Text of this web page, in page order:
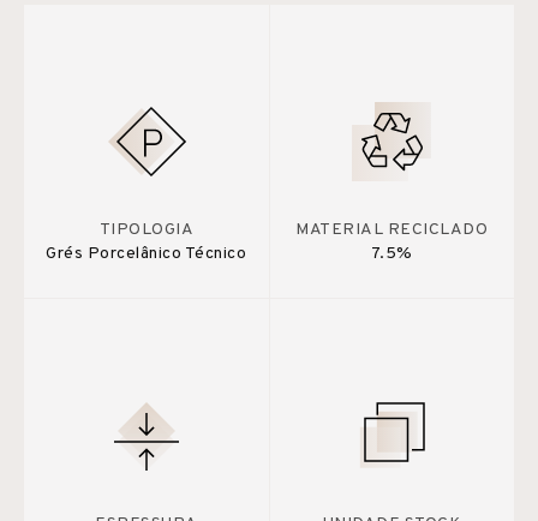
TIPOLOGIA
Grés Porcelânico Técnico
MATERIAL RECICLADO
7.5%